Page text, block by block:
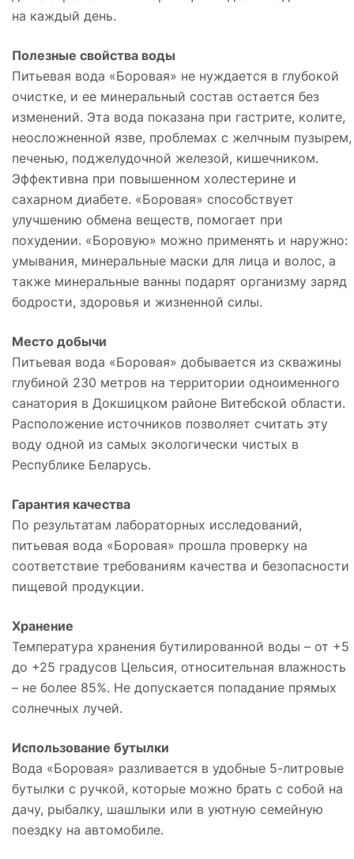
на каждый день.
Полезные свойства воды
Питьевая вода «Боровая» не нуждается в глубокой
очистке, и ее минеральный состав остается без
изменений. Эта вода показана при гастрите, колите,
неосложненной язве, проблемах с желчным пузырем,
печенью, поджелудочной железой, кишечником.
Эффективна при повышенном холестерине и
сахарном диабете. «Боровая» способствует
улучшению обмена веществ, помогает при
похудении. «Боровую» можно применять и наружно:
умывания, минеральные маски для лица и волос, а
также минеральные ванны подарят организму заряд
бодрости, здоровья и жизненной силы.
Место добычи
Питьевая вода «Боровая» добывается из скважины
глубиной 230 метров на территории одноименного
санатория в Докшицком районе Витебской области.
Расположение источников позволяет считать эту
воду одной из самых экологически чистых в
Республике Беларусь.
Гарантия качества
По результатам лабораторных исследований,
питьевая вода «Боровая» прошла проверку на
соответствие требованиям качества и безопасности
пищевой продукции.
Хранение
Температура хранения бутилированной воды – от +5
до +25 градусов Цельсия, относительная влажность
– не более 85%. Не допускается попадание прямых
солнечных лучей.
Использование бутылки
Вода «Боровая» разливается в удобные 5-литровые
бутылки с ручкой, которые можно брать с собой на
дачу, рыбалку, шашлыки или в уютную семейную
поездку на автомобиле.